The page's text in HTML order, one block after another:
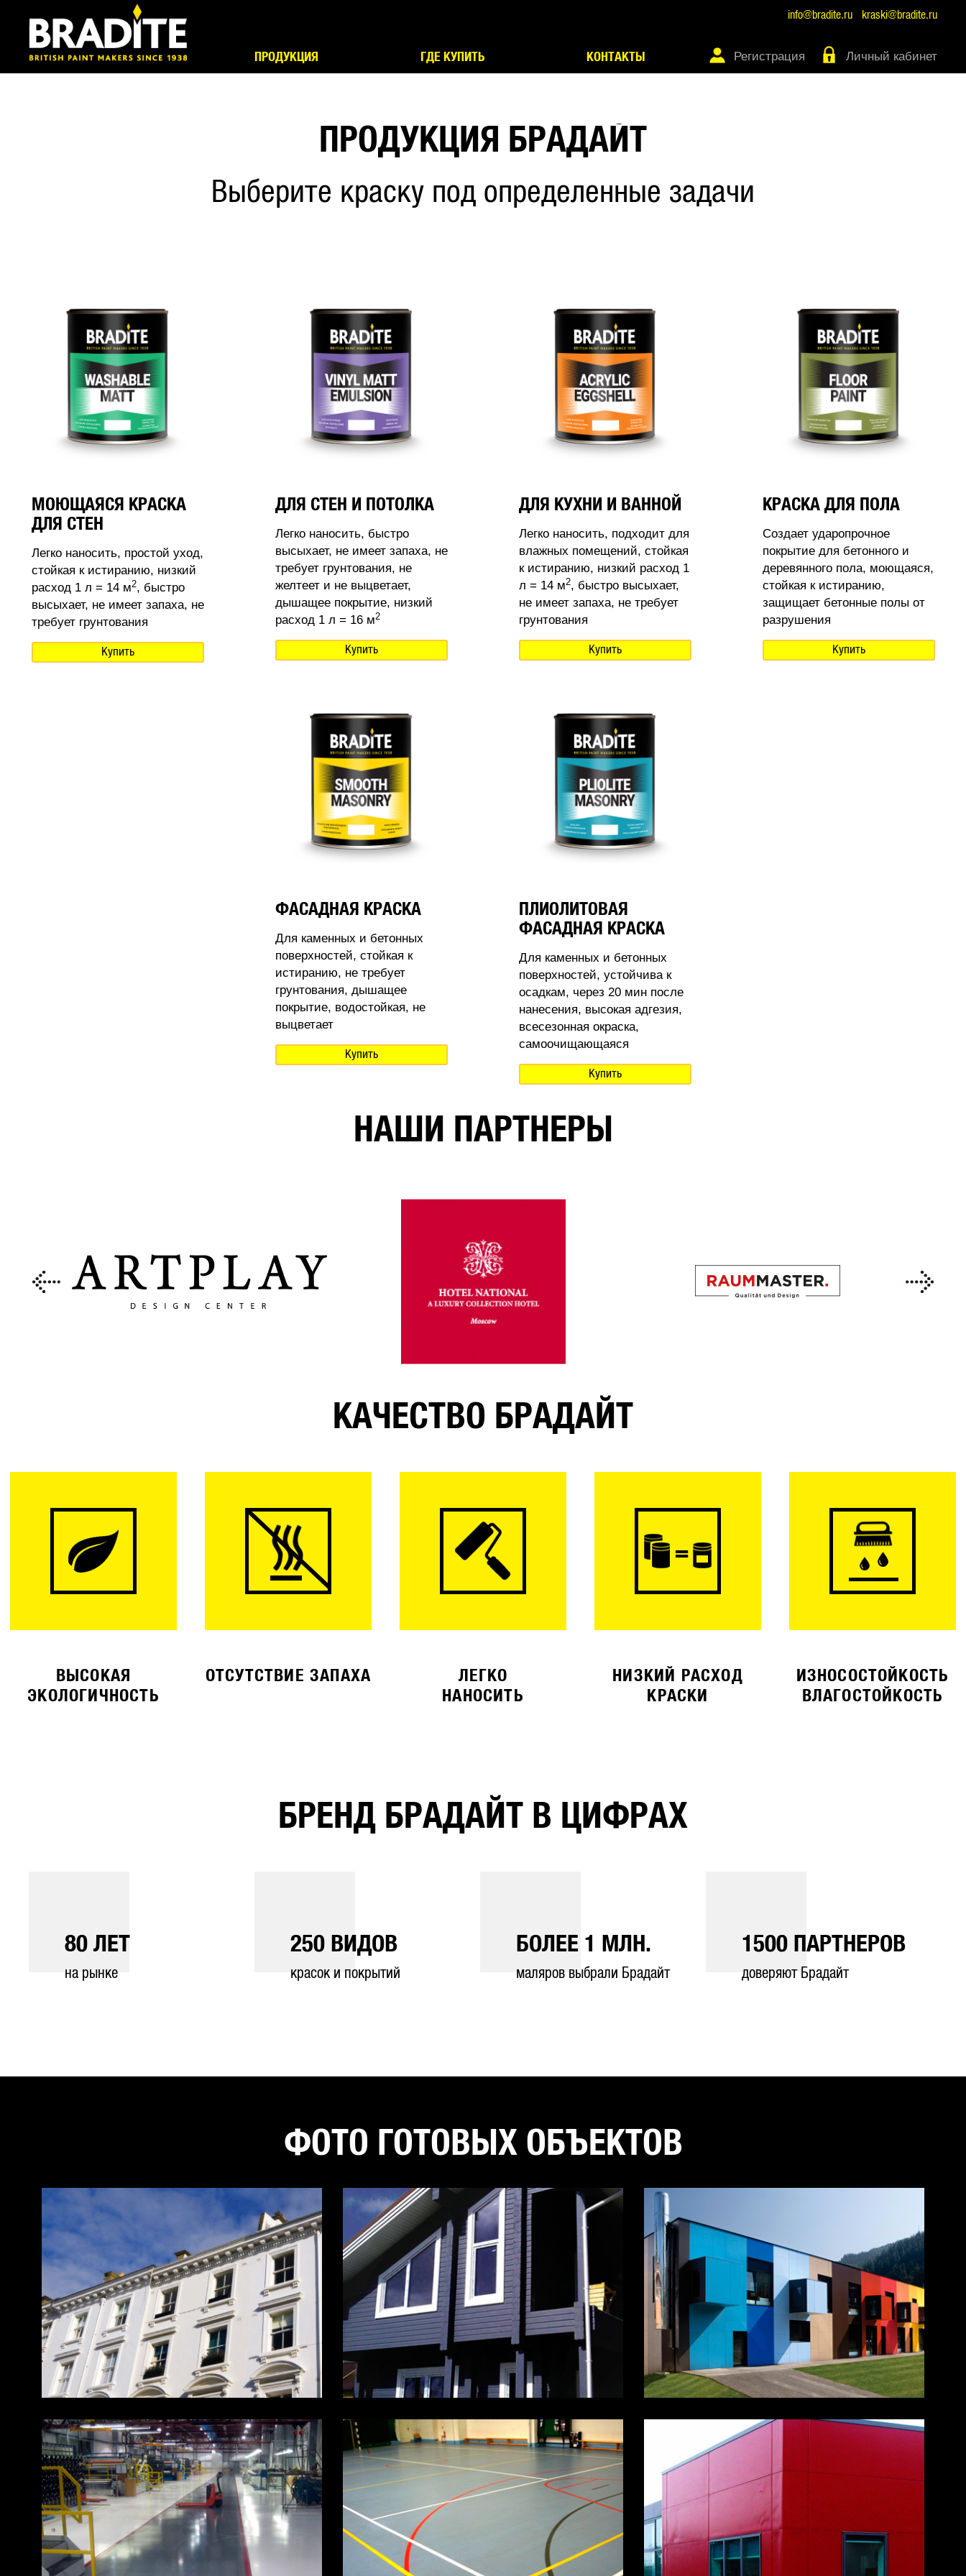
info@bradite.ru kraski@bradite.ru
ПРОДУКЦИЯ ГДЕ КУПИТЬ КОНТАКТЫ Регистрация Личный кабинет
ПРОДУКЦИЯ БРАДАЙТ
Выберите краску под определенные задачи
МОЮЩАЯСЯ КРАСКА
ДЛЯ СТЕН
Легко наносить, простой уход,
стойкая к истиранию, низкий
расход 1 л = 14 м2, быстро
высыхает, не имеет запаха, не
требует грунтования
Купить
ДЛЯ СТЕН И ПОТОЛКА
Легко наносить, быстро
высыхает, не имеет запаха, не
требует грунтования, не
желтеет и не выцветает,
дышащее покрытие, низкий
расход 1 л = 16 м2
Купить
ДЛЯ КУХНИ И ВАННОЙ
Легко наносить, подходит для
влажных помещений, стойкая
к истиранию, низкий расход 1
л = 14 м2, быстро высыхает,
не имеет запаха, не требует
грунтования
Купить
КРАСКА ДЛЯ ПОЛА
Создает ударопрочное
покрытие для бетонного и
деревянного пола, моющаяся,
стойкая к истиранию,
защищает бетонные полы от
разрушения
Купить
ФАСАДНАЯ КРАСКА
Для каменных и бетонных
поверхностей, стойкая к
истиранию, не требует
грунтования, дышащее
покрытие, водостойкая, не
выцветает
Купить
ПЛИОЛИТОВАЯ
ФАСАДНАЯ КРАСКА
Для каменных и бетонных
поверхностей, устойчива к
осадкам, через 20 мин после
нанесения, высокая адгезия,
всесезонная окраска,
самоочищающаяся
Купить
НАШИ ПАРТНЕРЫ
Previous
КАЧЕСТВО БРАДАЙТ
ВЫСОКАЯ
ЭКОЛОГИЧНОСТЬ
ОТСУТСТВИЕ ЗАПАХА
ЛЕГКО
НАНОСИТЬ
НИЗКИЙ РАСХОД
КРАСКИ
ИЗНОСОСТОЙКОСТЬ
ВЛАГОСТОЙКОСТЬ
БРЕНД БРАДАЙТ В ЦИФРАХ
80 ЛЕТ
на рынке
250 ВИДОВ
красок и покрытий
БОЛЕЕ 1 МЛН.
маляров выбрали Брадайт
1500 ПАРТНЕРОВ
доверяют Брадайт
ФОТО ГОТОВЫХ ОБЪЕКТОВ